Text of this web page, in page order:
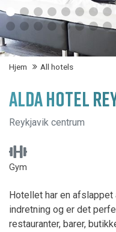
Hjem All hotels
ALDA HOTEL
Reykjavik centrum
Gym
Hotellet har en
indretning og er det
restauranter, barer,